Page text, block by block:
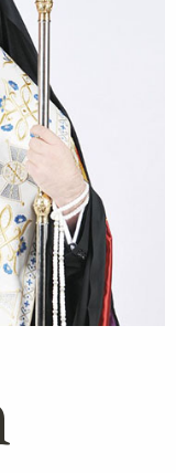
a apropiat de
miluiește pe
rău,
zilei
noi, apostolii,
ca pe niște
făcut priveliște
și îngerilor și...
zilei
de Iisus un om,